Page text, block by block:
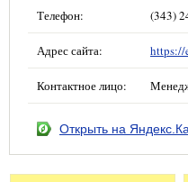
Телефон: (343)
Адрес сайта: https://
Контактное лицо:
Открыть на